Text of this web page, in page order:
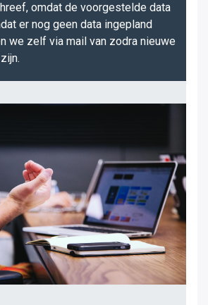
omdat de voorgestelde data
er nog geen data ingepland
we zelf via mail van zodra nieuwe